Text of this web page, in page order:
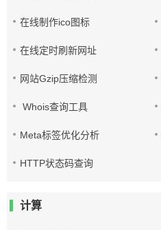
在线制作ico图标
在线定时刷新网址
网站Gzip压缩检测
Whois查询工具
Meta标签优化分析
HTTP状态码查询
计算